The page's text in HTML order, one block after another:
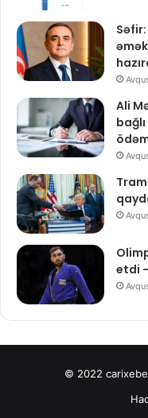
Ali
etdi
© 2022